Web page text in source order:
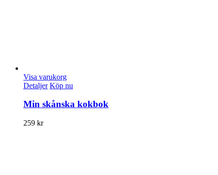
Visa varukorg
Detaljer Köp nu
Min skånska kokbok
259 kr